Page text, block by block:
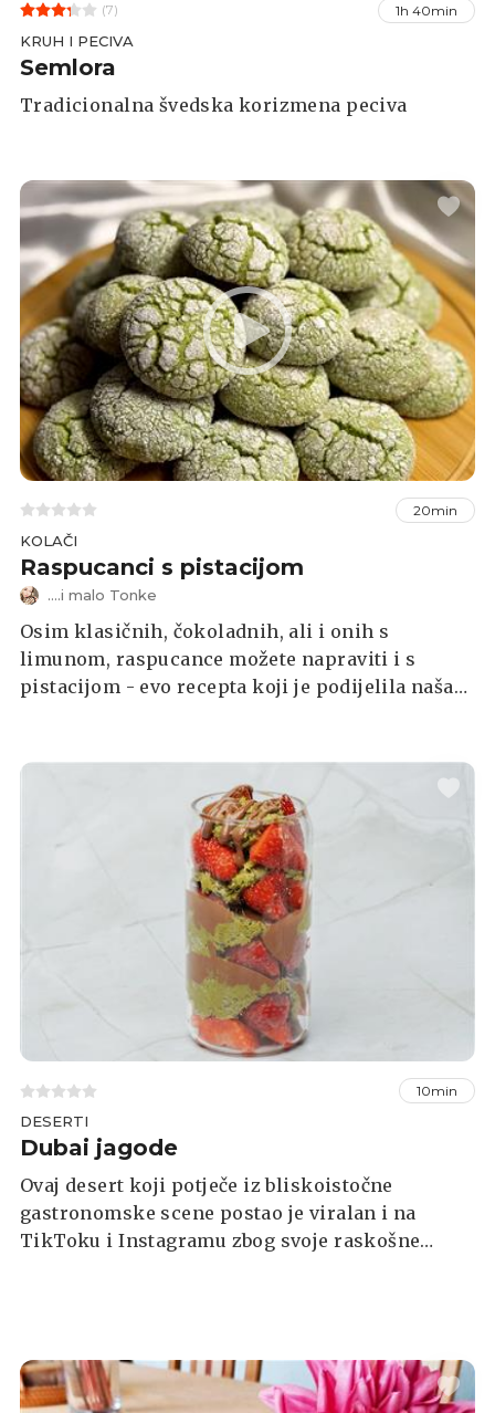
(7) 1h 40min
KRUH I PECIVA
Semlora
Tradicionalna švedska korizmena peciva
20min
KOLAČI
Raspucanci s pistacijom
....i malo Tonke
Osim klasičnih, čokoladnih, ali i onih s
limunom, raspucance možete napraviti i s
pistacijom - evo recepta koji je podijelila naša
10min
DESERTI
Dubai jagode
Ovaj desert koji potječe iz bliskoistočne
gastronomske scene postao je viralan i na
TikToku i Instagramu zbog svoje raskošne